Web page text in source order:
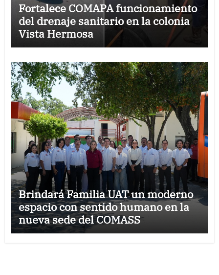
Fortalece COMAPA funcionamiento
del drenaje sanitario en la colonia
Vista Hermosa
Brindará Familia UAT un moderno
espacio con sentido humano en la
nueva sede del COMASS